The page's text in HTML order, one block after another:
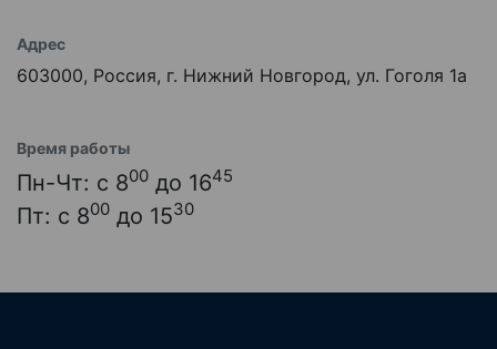
Адрес
603000, Россия, г. Нижний Новгород, ул. Гоголя 1а
Время работы
Пн-Чт: с 800 до 1645
Пт: с 800 до 1530